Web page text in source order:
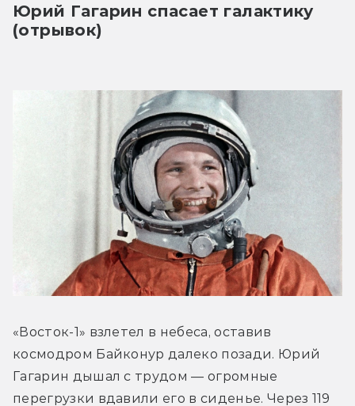
Юрий Гагарин спасает галактику
(отрывок)
«Восток-1» взлетел в небеса, оставив
космодром Байконур далеко позади. Юрий
Гагарин дышал с трудом — огромные
перегрузки вдавили его в сиденье. Через 119